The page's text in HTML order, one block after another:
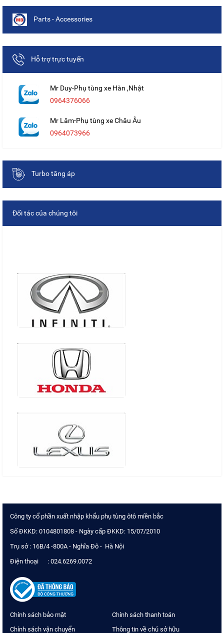
Parts - Accessories
Hỗ trợ trực tuyến
Mr Duy-Phụ tùng xe Hàn ,Nhật
0964376066
Mr Lâm-Phụ tùng xe Châu Âu
0964073966
Turbo tăng áp
Đối tác của chúng tôi
Công ty cổ phần xuất nhập khẩu phụ tùng ôtô miền bắc
Số ĐKKD: 0104801808 - Ngày cấp ĐKKD: 15/07/2010
Trụ sở : 16B/4 -800A - Nghĩa Đô - Hà Nội
Điện thoại : 024.6269.0072
Chính sách bảo mật
Chính sách thanh toán
Chính sách vận chuyển
Thông tin về chủ sở hữu